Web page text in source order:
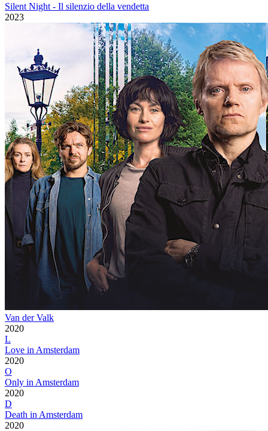
Silent Night - Il silenzio della vendetta
2023
Van der Valk
2020
L
Love in Amsterdam
2020
O
Only in Amsterdam
2020
D
Death in Amsterdam
2020